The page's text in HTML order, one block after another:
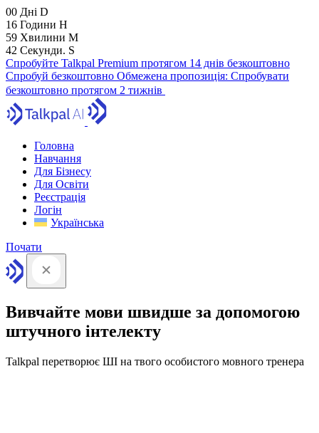
00 Дні D
16 Години H
59 Хвилини M
41 Секунди. S
Спробуйте Talkpal Premium протягом 14 днів безкоштовно
Спробуй безкоштовно Обмежена пропозиція: Спробувати
безкоштовно протягом 2 тижнів
Головна
Навчання
Для Бізнесу
Для Освіти
Реєстрація
Логін
Українська
Почати
Вивчайте мови швидше за допомогою
штучного інтелекту
Talkpal перетворює ШІ на твого особистого мовного тренера